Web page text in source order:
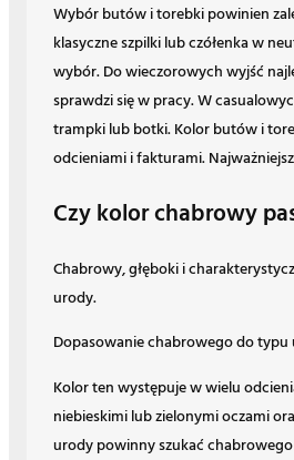
Wybór butów i torebki powinien
klasyczne szpilki lub czółenka w
wybór. Do wieczorowych wyjść
sprawdzi się w pracy. W
trampki lub botki. Kolor butów i
odcieniami i fakturami.
Czy kolor chabrowy
Chabrowy, głęboki i
urody.
Dopasowanie chabrowego do
Kolor ten występuje w wielu
niebieskimi lub zielonymi oczami
urody powinny szukać